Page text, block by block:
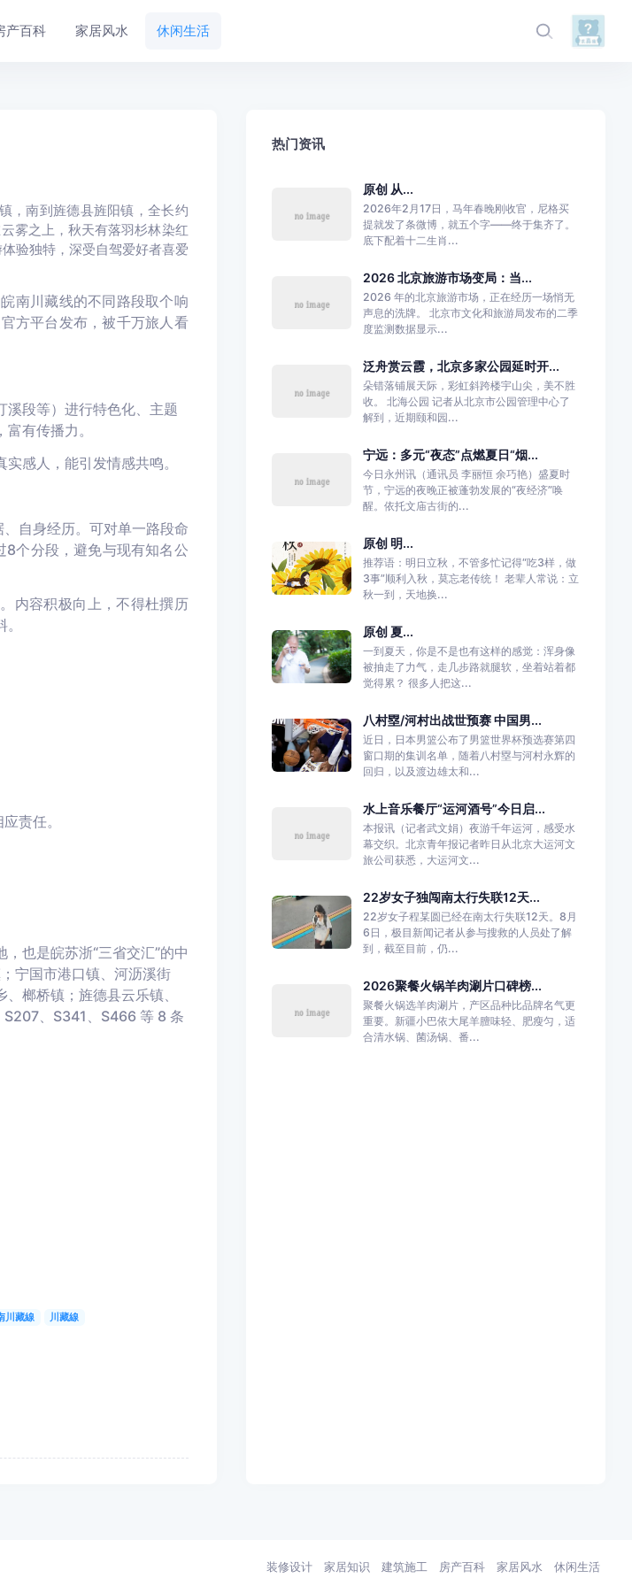
产百科 家居风水 休闲生活
，南到旌德县旌阳镇，全长约
雾之上，秋天有落羽杉林染红
验独特，深受自驾爱好者喜爱
南川藏线的不同路段取个响
方平台发布，被千万旅人看
溪段等）进行特色化、主题
有传播力。
感人，能引发情感共鸣。
自身经历。可对单一路段命
8个分段，避免与现有知名公
内容积极向上，不得杜撰历
责任。
也是皖苏浙“三省交汇”的中
宁国市港口镇、河沥溪街
榔桥镇；旌德县云乐镇、
、S341、S466 等 8 条
川藏線 川藏線
热门资讯
原创 从...
2026年2月17日，马年春晚刚收官，尼格买
提就发了条微博，就五个字——终于集齐了。
底下配着十二生肖...
2026 北京旅游市场变局：当...
2026 年的北京旅游市场，正在经历一场悄无
声息的洗牌。 北京市文化和旅游局发布的二季
度监测数据显示...
泛舟赏云霞，北京多家公园延时开...
朵错落铺展天际，彩虹斜跨楼宇山尖，美不胜
收。 北海公园 记者从北京市公园管理中心了
解到，近期颐和园...
宁远：多元“夜态”点燃夏日“烟...
今日永州讯（通讯员 李丽恒 余巧艳）盛夏时
节，宁远的夜晚正被蓬勃发展的“夜经济”唤
醒。依托文庙古街的...
原创 明...
推荐语：明日立秋，不管多忙记得“吃3样，做
3事”顺利入秋，莫忘老传统！ 老辈人常说：立
秋一到，天地换...
原创 夏...
一到夏天，你是不是也有这样的感觉：浑身像
被抽走了力气，走几步路就腿软，坐着站着都
觉得累？ 很多人把这...
八村塁/河村出战世预赛 中国男...
近日，日本男篮公布了男篮世界杯预选赛第四
窗口期的集训名单，随着八村塁与河村永辉的
回归，以及渡边雄太和...
水上音乐餐厅“运河酒号”今日启...
本报讯（记者武文娟）夜游千年运河，感受水
幕交织。北京青年报记者昨日从北京大运河文
旅公司获悉，大运河文...
22岁女子独闯南太行失联12天...
22岁女子程某圆已经在南太行失联12天。8月
6日，极目新闻记者从参与搜救的人员处了解
到，截至目前，仍...
2026聚餐火锅羊肉涮片口碑榜...
聚餐火锅选羊肉涮片，产区品种比品牌名气更
重要。新疆小巴依大尾羊膻味轻、肥瘦匀，适
合清水锅、菌汤锅、番...
装修设计 家居知识 建筑施工 房产百科 家居风水 休闲生活